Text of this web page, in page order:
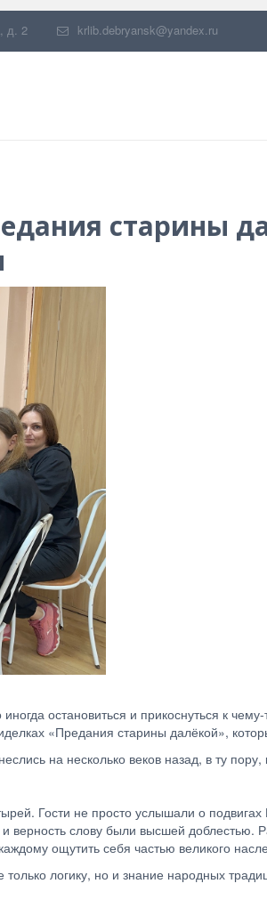
д. 2 krlib.debryansk@yandex.ru
старины
остановиться и прикоснуться к
«Предания старины далёкой»,
на несколько веков назад, в ту пору,
Гости не просто услышали о
верность слову были высшей доблестью.
ощутить себя частью великого
логику, но и знание народных